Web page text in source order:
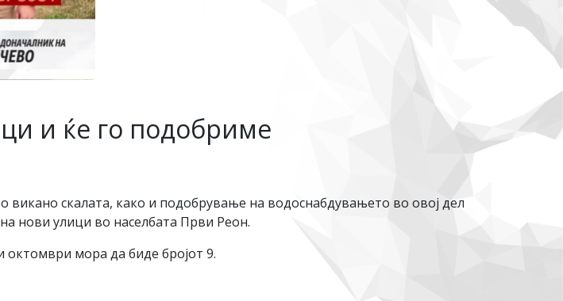
и ќе го подобриме
скалата, како и подобрување на водоснабдувањето во овој дел
нови улици во населбата Први Реон.
октомври мора да биде бројот 9.